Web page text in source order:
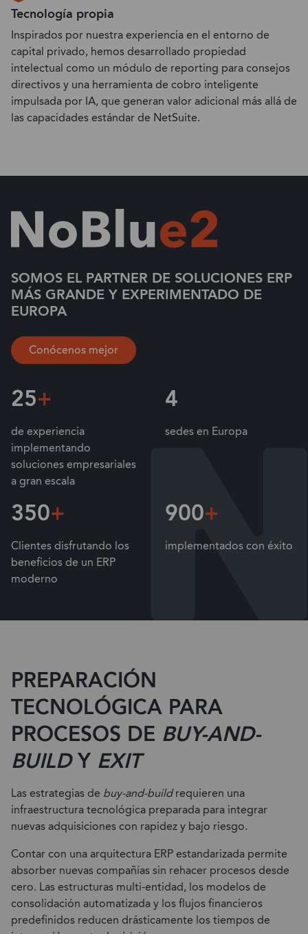
Tecnología propia
Inspirados por nuestra experiencia en el entorno de
capital privado, hemos desarrollado propiedad
intelectual como un módulo de reporting para consejos
directivos y una herramienta de cobro inteligente
impulsada por IA, que generan valor adicional más allá de
las capacidades estándar de NetSuite.
SOMOS EL PARTNER DE SOLUCIONES ERP
MÁS GRANDE Y EXPERIMENTADO DE
EUROPA
Conócenos mejor
25+
de experiencia
implementando
soluciones empresariales
a gran escala
4
sedes en Europa
350+
Clientes disfrutando los
beneficios de un ERP
moderno
900+
implementados con éxito
PREPARACIÓN
TECNOLÓGICA PARA
PROCESOS DE BUY-AND-
BUILDY EXIT
Las estrategias de buy-and-buildrequieren una
infraestructura tecnológica preparada para integrar
nuevas adquisiciones con rapidez y bajo riesgo.
Contar con una arquitectura ERP estandarizada permite
absorber nuevas compañías sin rehacer procesos desde
cero. Las estructuras multi-entidad, los modelos de
consolidación automatizada y los flujos financieros
predefinidos reducen drásticamente los tiempos de